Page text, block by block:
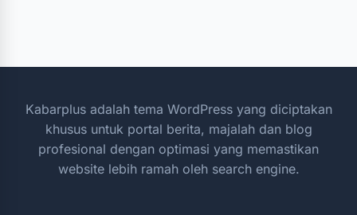
Kabarplus adalah tema WordPress yang diciptakan
khusus untuk portal berita, majalah dan blog
profesional dengan optimasi yang memastikan
website lebih ramah oleh search engine.